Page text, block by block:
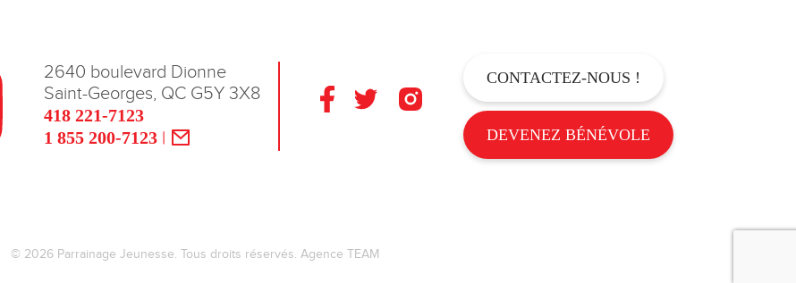
2640 boulevard Dionne
Saint-Georges, QC G5Y 3X8
418 221-7123
1 855 200-7123|
CONTACTEZ-NOUS !
DEVENEZ BÉNÉVOLE
© 2026 Parrainage Jeunesse. Tous droits réservés. Agence TEAM